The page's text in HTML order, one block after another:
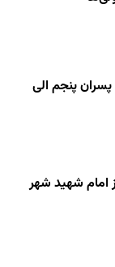
پنجم الی
امام شهید شهر